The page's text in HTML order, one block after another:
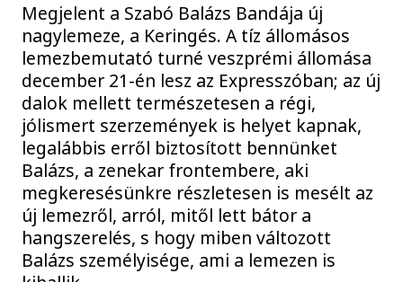
Megjelent a Szabó Balázs Bandája új
nagylemeze, a Keringés. A tíz állomásos
lemezbemutató turné veszprémi állomása
december 21-én lesz az Expresszóban; az új
dalok mellett természetesen a régi,
jólismert szerzemények is helyet kapnak,
legalábbis erről biztosított bennünket
Balázs, a zenekar frontembere, aki
megkeresésünkre részletesen is mesélt az
új lemezről, arról, mitől lett bátor a
hangszerelés, s hogy miben változott
Balázs személyisége, ami a lemezen is